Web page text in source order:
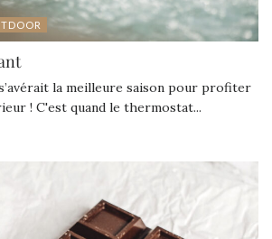
la meilleure saison pour profiter
! C'est quand le thermostat...